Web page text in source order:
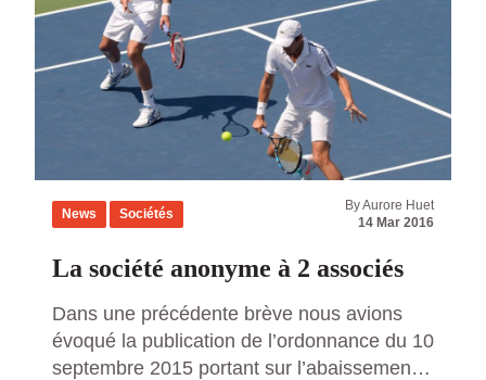
News Sociétés
By Aurore Huet
14 Mar 2016
La société anonyme à 2 associés
Dans une précédente brève nous avions
évoqué la publication de l’ordonnance du 10
septembre 2015 portant sur l’abaissement